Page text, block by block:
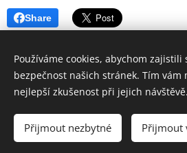
Share
Vytvořeno službou
Používáme cookies, abychom
bezpečnost našich stránek. Tím vám
nejlepší zkušenost při jejich návštěvě.
Přijmout nezbytné Přijmout